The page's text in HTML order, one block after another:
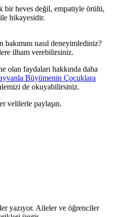
bir heves değil, empatiyle örülü,
hikayesidir.
nasıl deneyimlediniz?
ilham verebilirsiniz.
olan faydaları hakkında daha
Büyümenin Çocuklara
de okuyabilirsiniz.
velilerle paylaşın.
yazıyor. Aileler ve öğrenciler